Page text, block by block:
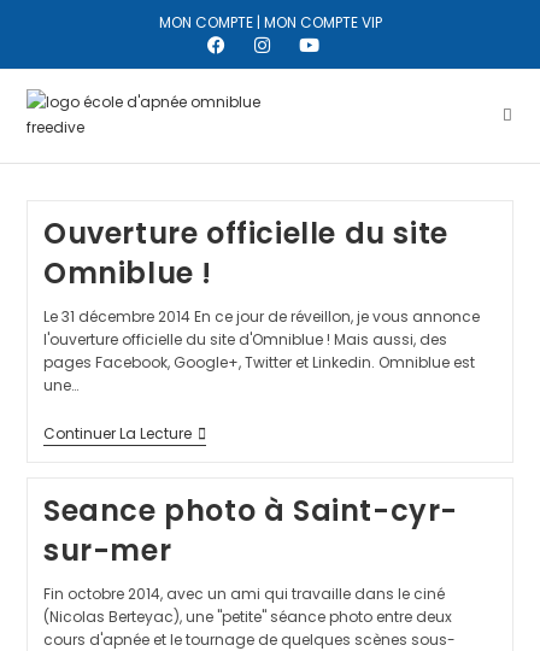
MON COMPTE| MON COMPTE VIP
Ouverture officielle du site
Omniblue !
Le 31 décembre 2014 En ce jour de réveillon, je vous annonce
l'ouverture officielle du site d'Omniblue ! Mais aussi, des
pages Facebook, Google+, Twitter et Linkedin. Omniblue est
une…
Continuer La Lecture
Seance photo à Saint-cyr-
sur-mer
Fin octobre 2014, avec un ami qui travaille dans le ciné
(Nicolas Berteyac), une "petite" séance photo entre deux
cours d'apnée et le tournage de quelques scènes sous-